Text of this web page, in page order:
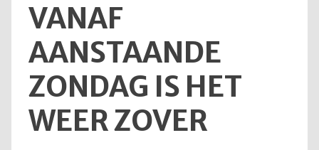
VANAF
AANSTAANDE
ZONDAG IS HET
WEER ZOVER